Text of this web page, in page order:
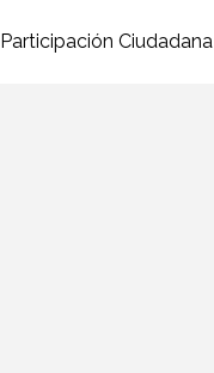
Participación Ciudadana